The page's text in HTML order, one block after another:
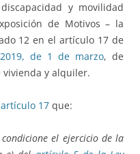
y movilidad
de Motivos – la
12 en el artículo 17 de
de 1 de marzo, de
y alquiler.
17 que:
el ejercicio de la